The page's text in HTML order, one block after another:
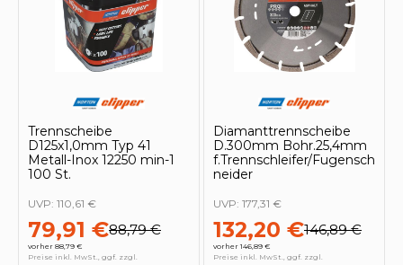
Trennscheibe
D125x1,0mm Typ 41
Metall-Inox 12250 min-1
100 St.
79,91 €88,79 €
vorher 88,79 €
UVP: 110,61 €
Preise inkl. MwSt., ggf. zzgl.
Diamanttrennscheibe
D.300mm Bohr.25,4mm
f.Trennschleifer/Fugensch
neider
132,20 €146,89 €
vorher 146,89 €
UVP: 177,31 €
Preise inkl. MwSt., ggf. zzgl.